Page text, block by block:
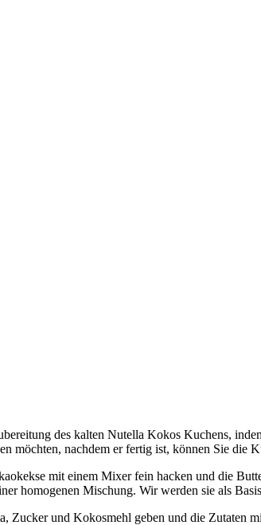
des kalten Nutella Kokos Kuchens,
möchten, nachdem er fertig ist, können Sie die
mit einem Mixer fein hacken und die
homogenen Mischung. Wir werden sie als
Zucker und Kokosmehl geben und die